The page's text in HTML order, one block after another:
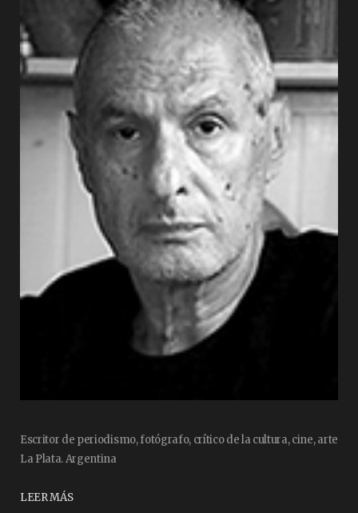
Escritor de periodismo, fotógrafo, crítico de la cultura, cine, arte
La Plata. Argentina
LEER MÁS